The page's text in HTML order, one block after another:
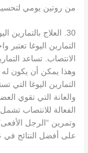
من روتين يومي
30. العلاج بالتمارين اليوغا للانتصاب
التمارين اليوغا
الانتصاب. تساعد
وهذا يمكن أن يكون
التمارين اليوغا
والعانة التي تقوي
الفعالة للانتصاب
وتمرين “الرجل
على أفضل النتائج